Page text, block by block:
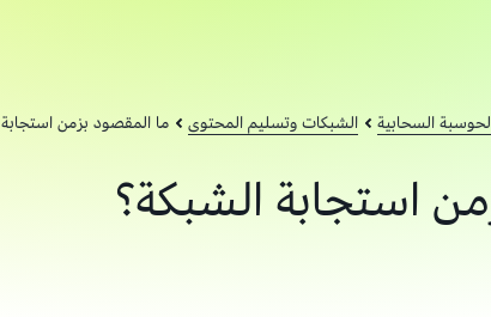
السحابية الشبكات وتسليم المحتوى ما المقصود بزمن
استجابة الشبكة؟